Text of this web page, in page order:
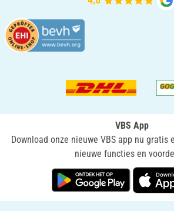
VBS App
Download onze nieuwe VBS app nu gratis
nieuwe functies en